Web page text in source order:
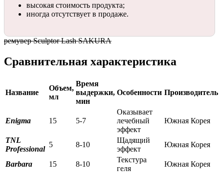
высокая стоимость продукта;
иногда отсутствует в продаже.
ремувер Sculptor Lash SAKURA
Сравнительная характеристика
Название
Объем,
мл
Время
выдержки,
мин
Особенности Производитель
Enigma 15 5-7
Оказывает
лечебный
эффект
Южная Корея
TNL
Professional
5 8-10
Щадящий
эффект
Южная Корея
Barbara 15 8-10
Текстура
геля
Южная Корея